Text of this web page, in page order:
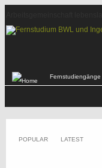
Fernstudiengänge
POPULAR LATEST